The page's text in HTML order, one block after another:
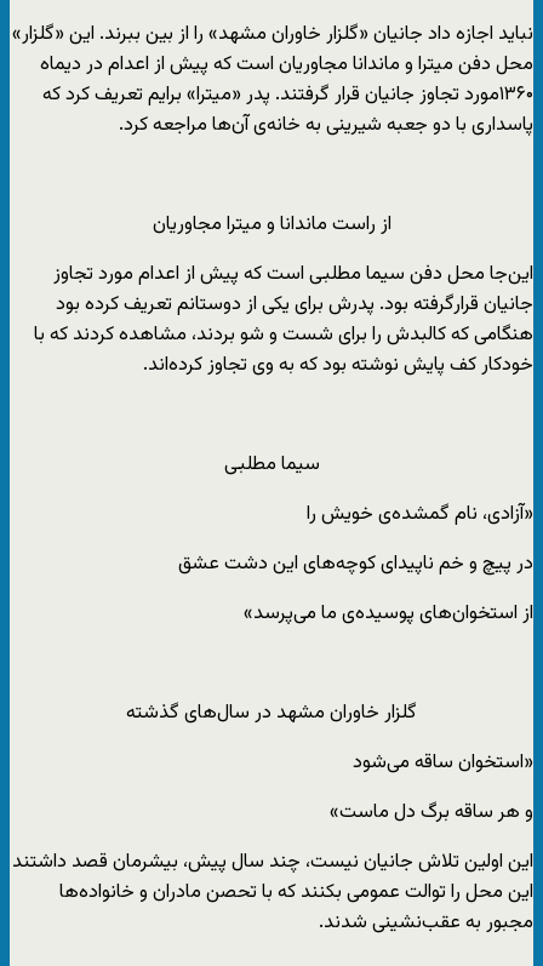
نباید اجازه داد جانیان «گلزار خاوران مشهد» را از بین ببرند. این «گلزار»
محل دفن میترا و ماندانا مجاوریان است که پیش از اعدام در دیماه
۱۳۶۰مورد تجاوز جانیان قرار گرفتند. پدر «میترا» برایم تعریف کرد که
پاسداری با دو جعبه شیرینی به خانه‌ی آن‌ها مراجعه کرد.
از راست ماندانا و میترا مجاوریان
این‌جا محل دفن سیما مطلبی است که پیش از اعدام مورد تجاوز
جانیان قرارگرفته بود. پدرش برای یکی از دوستانم تعریف کرده بود
هنگامی که کالبدش را برای شست و شو بردند، مشاهده کردند که با
خودکار کف پایش نوشته بود که به وی تجاوز کرده‌اند.
سیما مطلبی
«آزادی، نام گمشده‌ی خویش را
در پیچ و خم ناپیدای کوچه‌های این دشت عشق
از استخوان‌های پوسیده‌ی ما می‌پرسد»
گلزار خاوران مشهد در سال‌های گذشته
«استخوان ساقه می‌شود
و هر ساقه برگ دل ماست»
این اولین تلاش جانیان نیست، چند سال پیش، بیشرمان قصد داشتند
این محل را توالت عمومی بکنند که با تحصن مادران و خانواده‌ها
مجبور به عقب‌نشینی شدند.